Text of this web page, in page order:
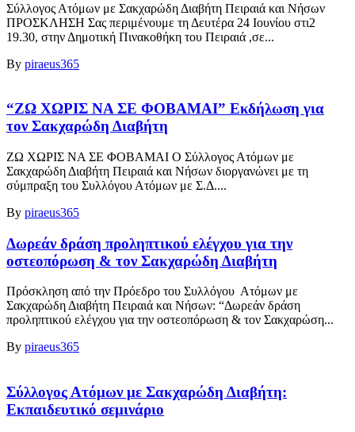
Σύλλογος Ατόμων με Σακχαρώδη Διαβήτη Πειραιά και Νήσων
ΠΡΟΣΚΛΗΣΗ Σας περιμένουμε τη Δευτέρα 24 Ιουνίου στι2
19.30, στην Δημοτική Πινακοθήκη του Πειραιά ,σε...
By piraeus365
“ΖΩ ΧΩΡΙΣ ΝΑ ΣΕ ΦΟΒΑΜΑΙ” Εκδήλωση για
τον Σακχαρώδη Διαβήτη
ΖΩ ΧΩΡΙΣ ΝΑ ΣΕ ΦΟΒΑΜΑΙ Ο Σύλλογος Ατόμων με
Σακχαρώδη Διαβήτη Πειραιά και Νήσων διοργανώνει με τη
σύμπραξη του Συλλόγου Ατόμων με Σ.Δ....
By piraeus365
Δωρεάν δράση προληπτικού ελέγχου για την
οστεοπόρωση & τον Σακχαρώδη Διαβήτη
Πρόσκληση από την Πρόεδρο του Συλλόγου Ατόμων με
Σακχαρώδη Διαβήτη Πειραιά και Νήσων: “Δωρεάν δράση
προληπτικού ελέγχου για την οστεοπόρωση & τον Σακχαρώση...
By piraeus365
Σύλλογος Ατόμων με Σακχαρώδη Διαβήτη:
Εκπαιδευτικό σεμινάριο